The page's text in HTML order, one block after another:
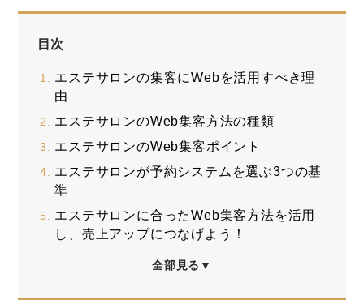
目次
エステサロンの集客にWebを活用すべき理
由
エステサロンのWeb集客方法の種類
エステサロンのWeb集客ポイント
エステサロンが予約システムを選ぶ3つの基
準
エステサロンに合ったWeb集客方法を活用
し、売上アップにつなげよう！
全部見る▼